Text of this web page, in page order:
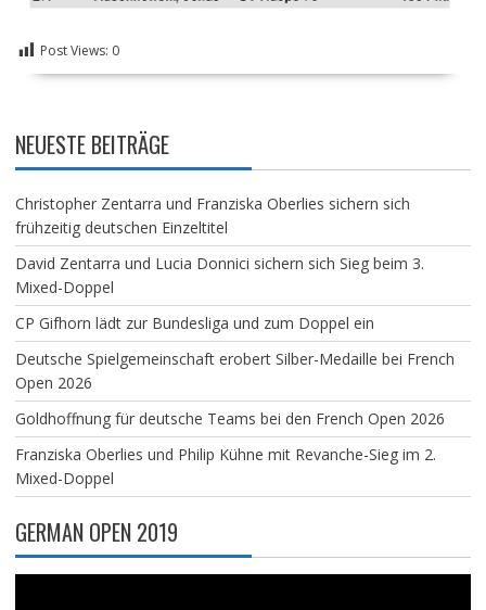
Post Views: 0
NEUESTE BEITRÄGE
Christopher Zentarra und Franziska Oberlies sichern sich
frühzeitig deutschen Einzeltitel
David Zentarra und Lucia Donnici sichern sich Sieg beim 3.
Mixed-Doppel
CP Gifhorn lädt zur Bundesliga und zum Doppel ein
Deutsche Spielgemeinschaft erobert Silber-Medaille bei French
Open 2026
Goldhoffnung für deutsche Teams bei den French Open 2026
Franziska Oberlies und Philip Kühne mit Revanche-Sieg im 2.
Mixed-Doppel
GERMAN OPEN 2019